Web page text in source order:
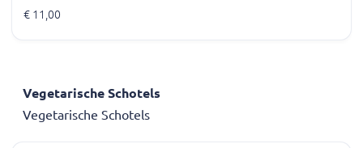
€ 11,00
Vegetarische Schotels
Vegetarische Schotels